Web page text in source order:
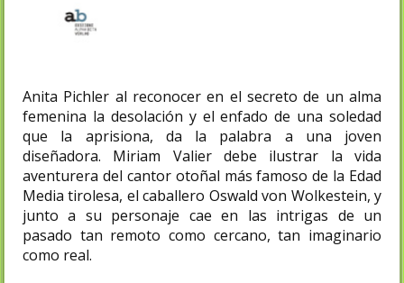
Anita Pichler al reconocer en el secreto de un alma
femenina la desolación y el enfado de una soledad
que la aprisiona, da la palabra a una joven
diseñadora. Miriam Valier debe ilustrar la vida
aventurera del cantor otoñal más famoso de la Edad
Media tirolesa, el caballero Oswald von Wolkestein, y
junto a su personaje cae en las intrigas de un
pasado tan remoto como cercano, tan imaginario
como real.